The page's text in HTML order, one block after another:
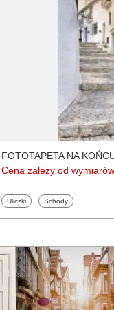
FOTOTAPETA NA
Cena zależy od wymiarów
Fototapety
Uliczki Fototapety
Schody